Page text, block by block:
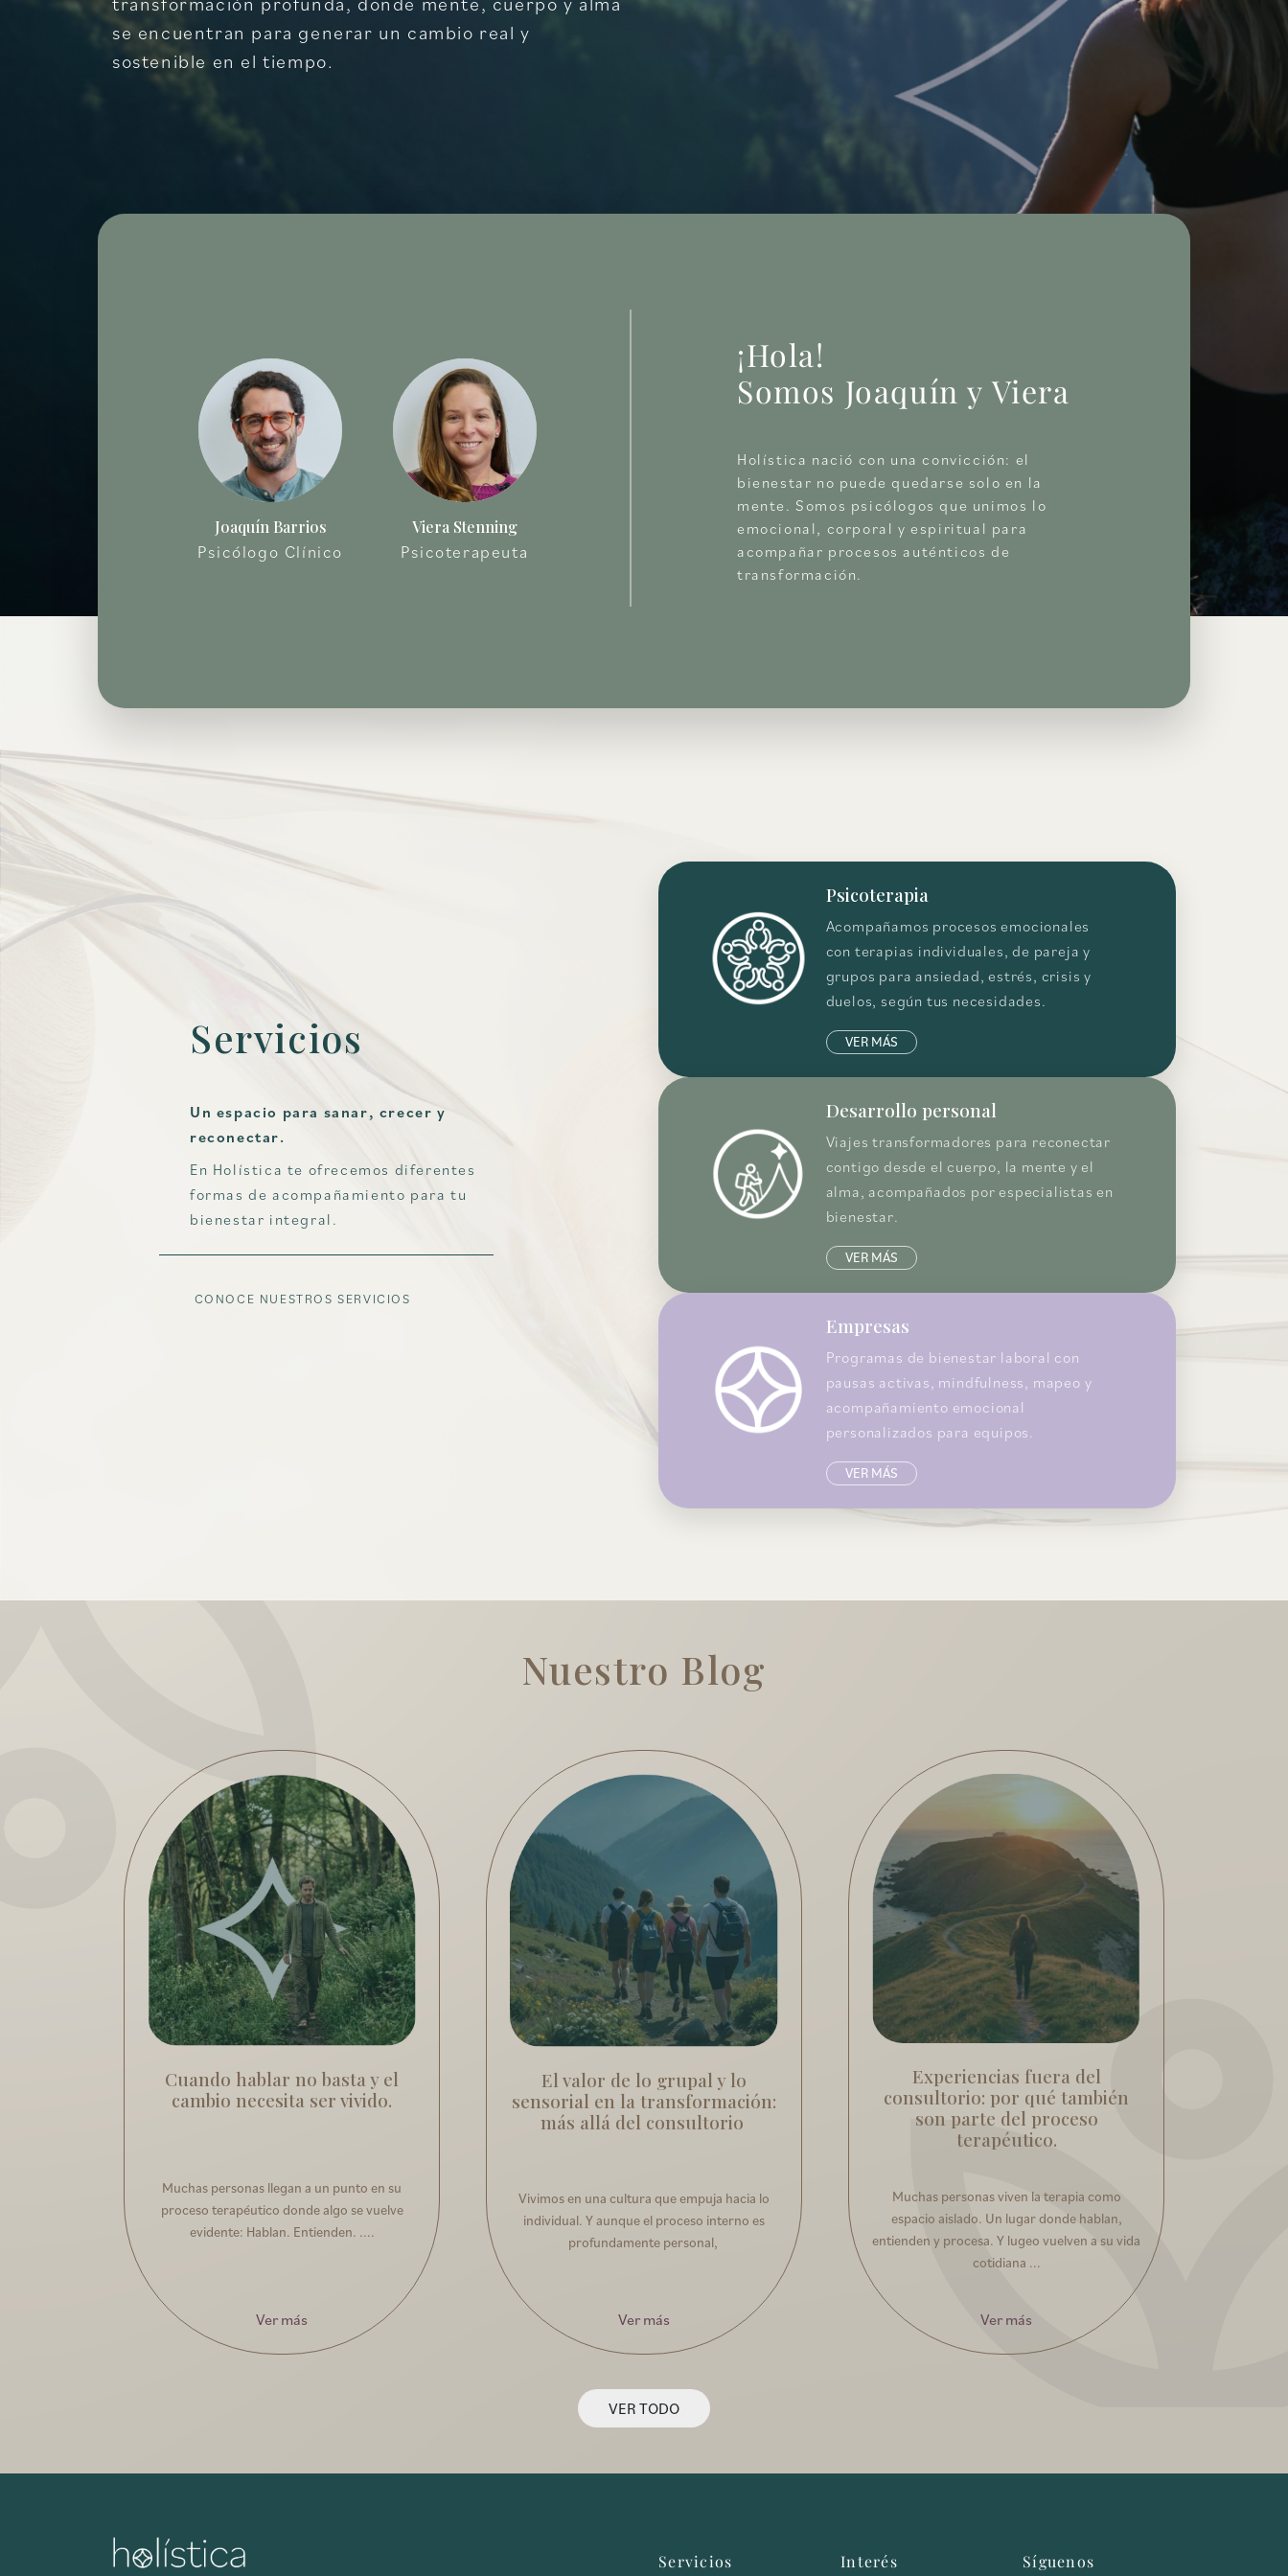
se encuentran para generar un cambio real y
sostenible en el tiempo.
Joaquín Barrios
Psicólogo Clínico
Viera Stenning
Psicoterapeuta
¡Hola!
Somos Joaquín y Viera
Holística nació con una convicción: el
bienestar no puede quedarse solo en la
mente. Somos psicólogos que unimos lo
emocional, corporal y espiritual para
acompañar procesos auténticos de
transformación.
Servicios
Un espacio para sanar, crecer y
reconectar.
En Holística te ofrecemos diferentes
formas de acompañamiento para tu
bienestar integral.
CONOCE NUESTROS SERVICIOS
Psicoterapia
Acompañamos procesos emocionales
con terapias individuales, de pareja y
grupos para ansiedad, estrés, crisis y
duelos, según tus necesidades.
VER MÁS
Desarrollo personal
Viajes transformadores para reconectar
contigo desde el cuerpo, la mente y el
alma, acompañados por especialistas en
bienestar.
VER MÁS
Empresas
Programas de bienestar laboral con
pausas activas, mindfulness, mapeo y
acompañamiento emocional
personalizados para equipos.
VER MÁS
Nuestro Blog
Cuando hablar no basta y el
cambio necesita ser vivido.
Muchas personas llegan a un punto en su
proceso terapéutico donde algo se vuelve
evidente: Hablan. Entienden. ....
Ver más
El valor de lo grupal y lo
sensorial en la transformación:
más allá del consultorio
Vivimos en una cultura que empuja hacia lo
individual. Y aunque el proceso interno es
profundamente personal,
Ver más
Experiencias fuera del
consultorio: por qué también
son parte del proceso
terapéutico.
Muchas personas viven la terapia como
espacio aislado. Un lugar donde hablan,
entienden y procesa. Y lugeo vuelven a su vida
cotidiana ...
Ver más
VER TODO
Servicios Interés Síguenos